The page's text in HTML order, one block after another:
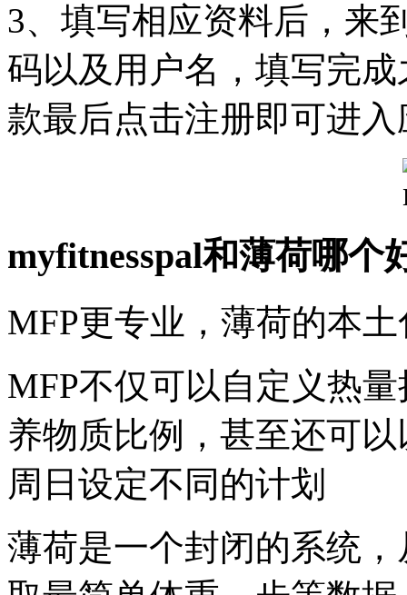
3、填写相应资料后，来
码以及用户名，填写完
款最后点击注册即可进入
myfitnesspal和薄荷哪个
MFP更专业，薄荷的本
MFP不仅可以自定义热
养物质比例，甚至还可
周日设定不同的计划
薄荷是一个封闭的系统